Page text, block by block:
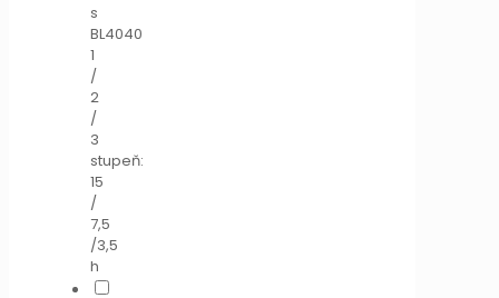
s
BL4040
1
/
2
/
3
stupeň:
15
/
7,5
/3,5
h